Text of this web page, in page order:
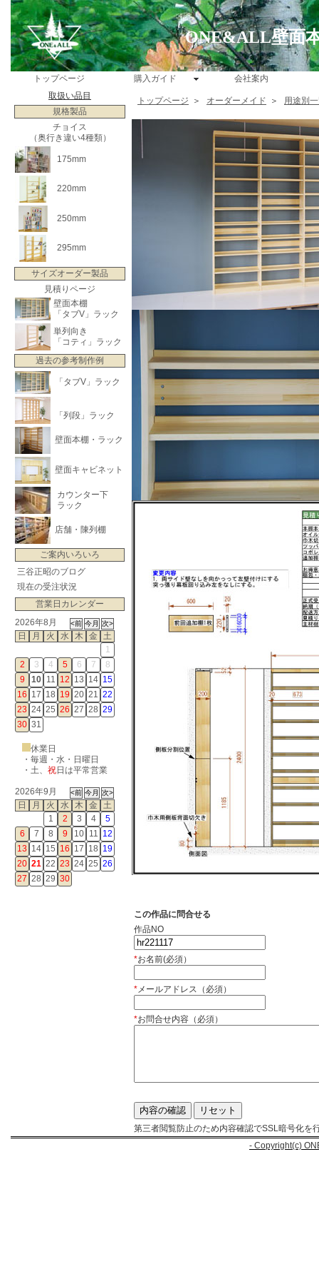
ONE&ALL壁面
トップページ 購入ガイド
会社案内
取扱い品目
規格製品
チョイス
（奥行き違い4種類）
175mm
220mm
250mm
295mm
サイズオーダー製品
見積りページ
壁面本棚
「タブV」ラック
単列向き
「コティ」ラック
過去の参考制作例
「タブV」ラック
「列段」ラック
壁面本棚・ラック
壁面キャビネット
カウンター下
ラック
店舗・陳列棚
ご案内いろいろ
三谷正昭のブログ
現在の受注状況
営業日カレンダー
2026年8月
日
月 火 水 木 金
土
1
2
3 4 5 6 7
8
9
10 11 12 13 14 15
16 17 18 19 20 21 22
23 24 25 26 27 28 29
30 31
休業日
・毎週・水・日曜日
・ 土、 祝日は平常営業
2026年9月
日
月 火 水 木 金
土
1
2 3 4
5
6
7 8 9 10 11 12
13 14 15 16 17 18 19
20 21 22 23 24 25 26
27 28 29 30
トップページ ＞ オーダーメイド ＞ 用途別
この作品に問合せる
作品NO
*お名前(必須）
*メールアドレス（必須）
*お問合せ内容（必須）
第三者閲覧防止のため内容確認でSSL暗号化を
- Copyright(c)